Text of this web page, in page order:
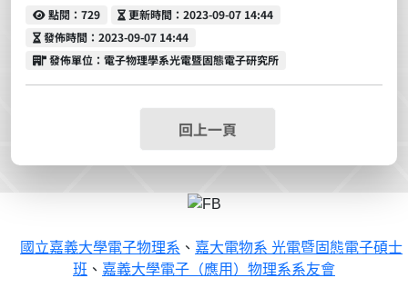
點閱
點閱：729 更新時間
更新時間：2023-09-07 14:44
發佈時間
發佈時間：2023-09-07 14:44
發佈單位
發佈單位：電子物理學系光電暨固態電子研究所
回上一頁
國立嘉義大學電子物理系 、 嘉大電物系 光電暨固態電子碩士
班 、 嘉義大學電子（應用）物理系系友會